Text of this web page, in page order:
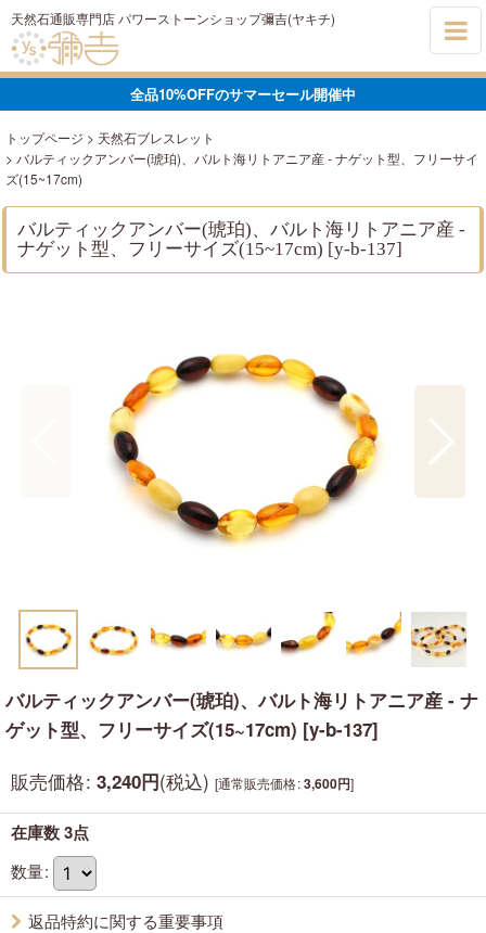
天然石通販専門店 パワーストーンショップ彌吉(ヤキチ)
全品10%OFFのサマーセール開催中
トップページ > 天然石ブレスレット
> バルティックアンバー(琥珀)、バルト海リトアニア産 - ナゲット型、フリーサイ
ズ(15~17cm)
バルティックアンバー(琥珀)、バルト海リトアニア産 -
ナゲット型、フリーサイズ(15~17cm) [y-b-137]
バルティックアンバー(琥珀)、バルト海リトアニア産 - ナ
ゲット型、フリーサイズ(15~17cm) [y-b-137]
販売価格: 3,240円(税込) [通常販売価格:3,600円]
在庫数 3点
数量:
返品特約に関する重要事項